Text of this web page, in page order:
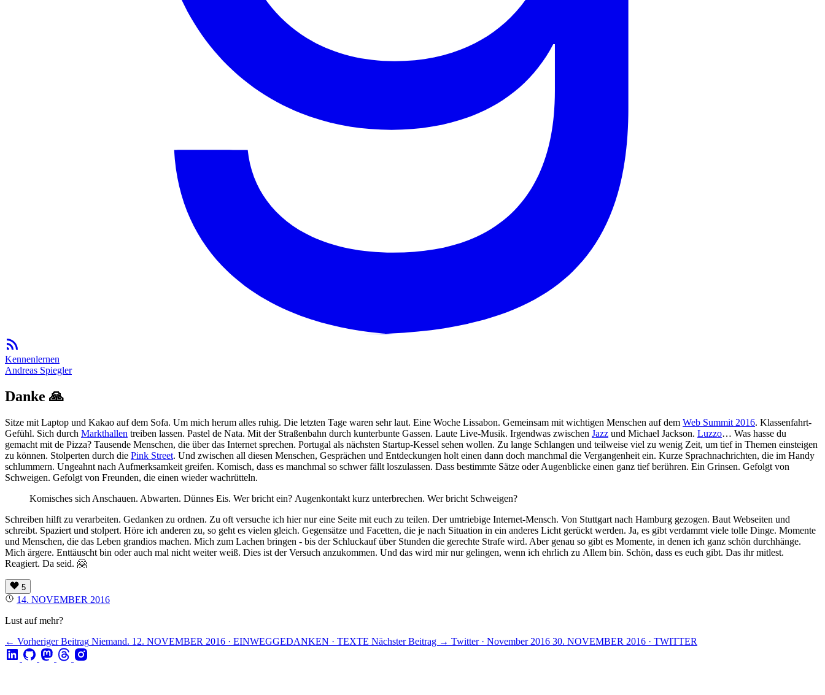
Kennenlernen
Andreas Spiegler
Danke 🙏
Sitze mit Laptop und Kakao auf dem Sofa. Um mich herum alles ruhig. Die letzten Tage waren sehr laut. Eine Woche Lissabon. Gemeinsam mit wichtigen Menschen auf dem Web Summit 2016. Klassenfahrt-
Gefühl. Sich durch Markthallen treiben lassen. Pastel de Nata. Mit der Straßenbahn durch kunterbunte Gassen. Laute Live-Musik. Irgendwas zwischen Jazz und Michael Jackson. Luzzo… Was hasse du
gemacht mit de Pizza? Tausende Menschen, die über das Internet sprechen. Portugal als nächsten Startup-Kessel sehen wollen. Zu lange Schlangen und teilweise viel zu wenig Zeit, um tief in Themen einsteigen
zu können. Stolperten durch die Pink Street. Und zwischen all diesen Menschen, Gesprächen und Entdeckungen holt einen dann doch manchmal die Vergangenheit ein. Kurze Sprachnachrichten, die im Handy
schlummern. Ungeahnt nach Aufmerksamkeit greifen. Komisch, dass es manchmal so schwer fällt loszulassen. Dass bestimmte Sätze oder Augenblicke einen ganz tief berühren. Ein Grinsen. Gefolgt von
Schweigen. Gefolgt von Freunden, die einen wieder wachrütteln.
Komisches sich Anschauen. Abwarten. Dünnes Eis. Wer bricht ein? Augenkontakt kurz unterbrechen. Wer bricht Schweigen?
Schreiben hilft zu verarbeiten. Gedanken zu ordnen. Zu oft versuche ich hier nur eine Seite mit euch zu teilen. Der umtriebige Internet-Mensch. Von Stuttgart nach Hamburg gezogen. Baut Webseiten und
schreibt. Spaziert und stolpert. Höre ich anderen zu, so geht es vielen gleich. Gegensätze und Facetten, die je nach Situation in ein anderes Licht gerückt werden. Ja, es gibt verdammt viele tolle Dinge. Momente
und Menschen, die das Leben grandios machen. Mich zum Lachen bringen - bis der Schluckauf über Stunden die gerechte Strafe wird. Aber genau so gibt es Momente, in denen ich ganz schön durchhänge.
Mich ärgere. Enttäuscht bin oder auch mal nicht weiter weiß. Dies ist der Versuch anzukommen. Und das wird mir nur gelingen, wenn ich ehrlich zu Allem bin. Schön, dass es euch gibt. Das ihr mitlest.
Reagiert. Da seid. 🤗
5
14. NOVEMBER 2016
Lust auf mehr?
← Vorheriger Beitrag Niemand. 12. NOVEMBER 2016 · EINWEGGEDANKEN · TEXTE Nächster Beitrag → Twitter · November 2016 30. NOVEMBER 2016 · TWITTER